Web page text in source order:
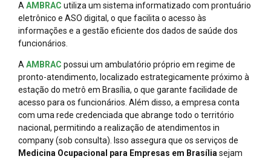
A AMBRAC utiliza um sistema informatizado com prontuário
eletrônico e ASO digital, o que facilita o acesso às
informações e a gestão eficiente dos dados de saúde dos
funcionários.
A AMBRAC possui um ambulatório próprio em regime de
pronto-atendimento, localizado estrategicamente próximo à
estação do metrô em Brasília, o que garante facilidade de
acesso para os funcionários. Além disso, a empresa conta
com uma rede credenciada que abrange todo o território
nacional, permitindo a realização de atendimentos in
company (sob consulta). Isso assegura que os serviços de
Medicina Ocupacional para Empresas em Brasília sejam